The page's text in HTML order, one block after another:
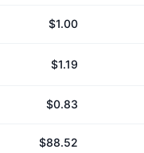
$1.00
$1.19
$0.83
$88.52